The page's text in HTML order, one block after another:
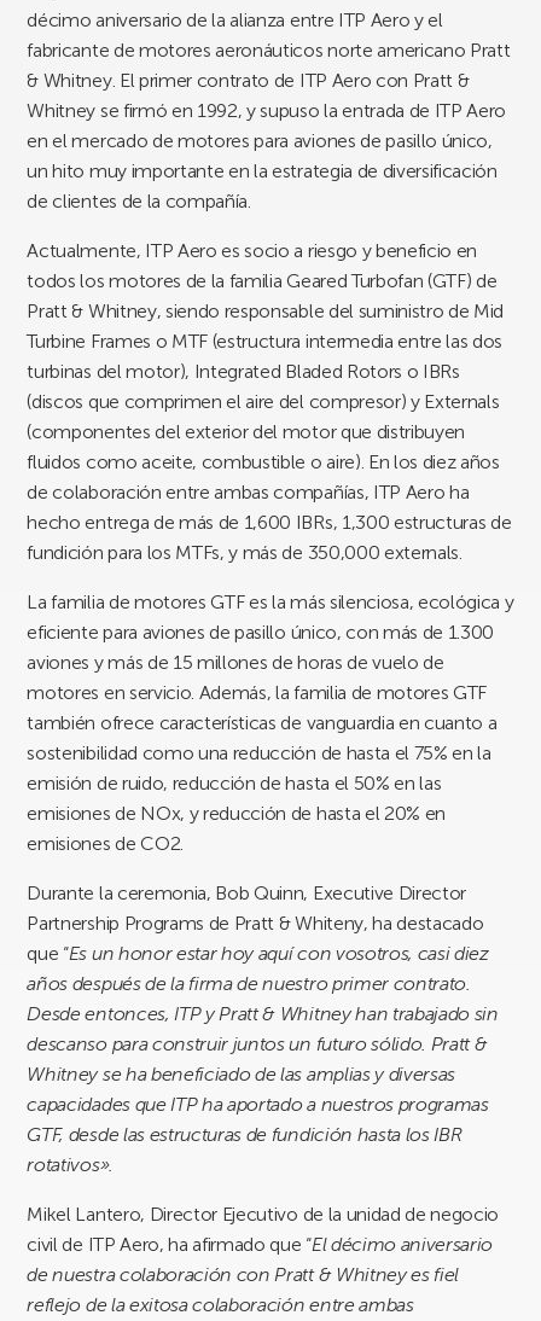
décimo aniversario de la alianza entre ITP Aero y el
fabricante de motores aeronáuticos norte americano Pratt
& Whitney. El primer contrato de ITP Aero con Pratt &
Whitney se firmó en 1992, y supuso la entrada de ITP Aero
en el mercado de motores para aviones de pasillo único,
un hito muy importante en la estrategia de diversificación
de clientes de la compañía.
Actualmente, ITP Aero es socio a riesgo y beneficio en
todos los motores de la familia Geared Turbofan (GTF) de
Pratt & Whitney, siendo responsable del suministro de Mid
Turbine Frames o MTF (estructura intermedia entre las dos
turbinas del motor), Integrated Bladed Rotors o IBRs
(discos que comprimen el aire del compresor) y Externals
(componentes del exterior del motor que distribuyen
fluidos como aceite, combustible o aire). En los diez años
de colaboración entre ambas compañías, ITP Aero ha
hecho entrega de más de 1,600 IBRs, 1,300 estructuras de
fundición para los MTFs, y más de 350,000 externals.
La familia de motores GTF es la más silenciosa, ecológica y
eficiente para aviones de pasillo único, con más de 1.300
aviones y más de 15 millones de horas de vuelo de
motores en servicio. Además, la familia de motores GTF
también ofrece características de vanguardia en cuanto a
sostenibilidad como una reducción de hasta el 75% en la
emisión de ruido, reducción de hasta el 50% en las
emisiones de NOx, y reducción de hasta el 20% en
emisiones de CO2.
Durante la ceremonia, Bob Quinn, Executive Director
Partnership Programs de Pratt & Whiteny, ha destacado
que “Es un honor estar hoy aquí con vosotros, casi diez
años después de la firma de nuestro primer contrato.
Desde entonces, ITP y Pratt & Whitney han trabajado sin
descanso para construir juntos un futuro sólido. Pratt &
Whitney se ha beneficiado de las amplias y diversas
capacidades que ITP ha aportado a nuestros programas
GTF, desde las estructuras de fundición hasta los IBR
rotativos».
Mikel Lantero, Director Ejecutivo de la unidad de negocio
civil de ITP Aero, ha afirmado que “El décimo aniversario
de nuestra colaboración con Pratt & Whitney es fiel
reflejo de la exitosa colaboración entre ambas